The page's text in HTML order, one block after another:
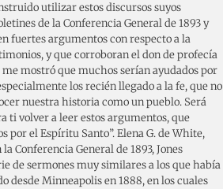
utilizar estos discursos suyos
de la Conferencia General de 1893 y
fuertes argumentos con respecto a la
y que corroboran el don de profecía
me mostró que muchos serían ayudados por
los recién llegado a la fe, que no
nuestra historia como un pueblo. Será
ti volver a leer estos argumentos, que
por el Espíritu Santo”. Elena G. de White,
la Conferencia General de 1893, Jones
de sermones muy similares a los que había
desde Minneapolis en 1888, en los cuales